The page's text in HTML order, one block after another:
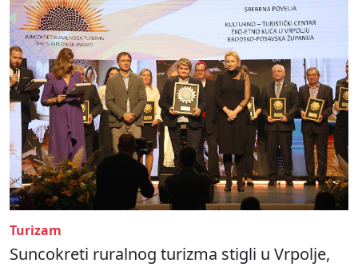
Turizam
Suncokreti ruralnog turizma stigli u Vrpolje,